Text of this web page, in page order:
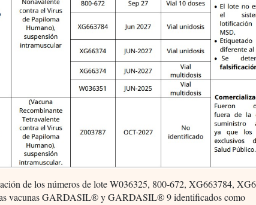
de los números de lote W036325, 800-672, XG663784,
vacunas GARDASIL® y GARDASIL® 9 identificados como